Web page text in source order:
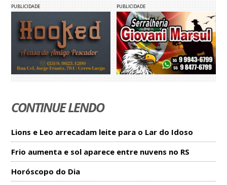
PUBLICIDADE PUBLICIDADE
CONTINUE LENDO
Lions e Leo arrecadam leite para o Lar do Idoso
Frio aumenta e sol aparece entre nuvens no RS
Horóscopo do Dia